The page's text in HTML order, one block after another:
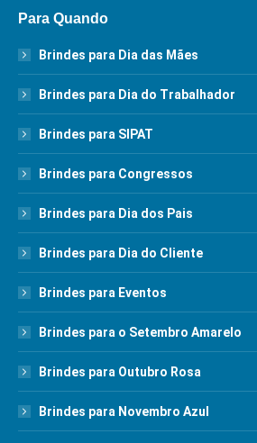
Para Quando
Brindes para Dia das Mães
Brindes para Dia do Trabalhador
Brindes para SIPAT
Brindes para Congressos
Brindes para Dia dos Pais
Brindes para Dia do Cliente
Brindes para Eventos
Brindes para o Setembro Amarelo
Brindes para Outubro Rosa
Brindes para Novembro Azul